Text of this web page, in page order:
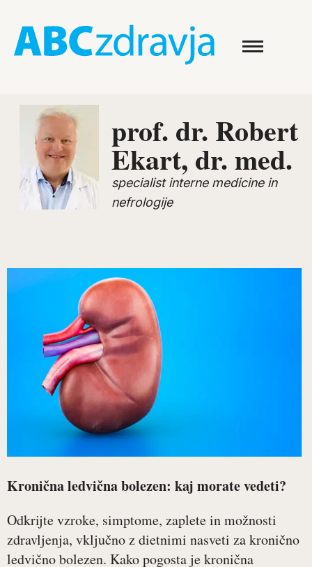
prof. dr. Robert
Ekart, dr. med.
specialist interne medicine in
nefrologije
Kronična ledvična bolezen: kaj morate vedeti?
Odkrijte vzroke, simptome, zaplete in možnosti
zdravljenja, vključno z dietnimi nasveti za kronično
ledvično bolezen. Kako pogosta je kronična